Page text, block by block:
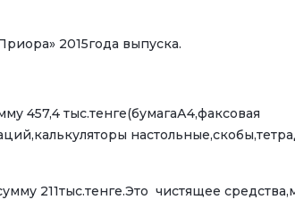
2015года выпуска.
457,4 тыс.тенге(бумагаА4,факсовая
211тыс.тенге.Это чистящее